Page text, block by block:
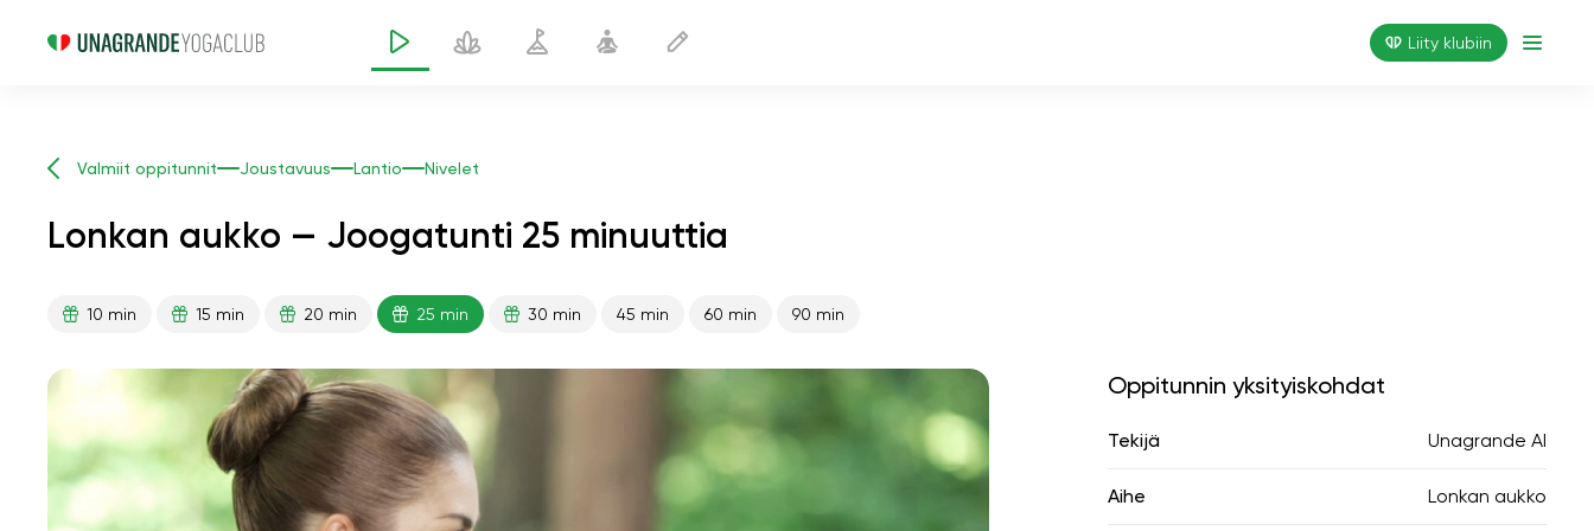
Liity klubiin
Valmiit oppitunnit Joustavuus Lantio Nivelet
Lonkan aukko — Joogatunti 25 minuuttia
10 min 15 min 20 min 25 min 30 min 45 min 60 min 90 min
Oppitunnin yksityiskohdat
Tekijä Unagrande AI
Aihe Lonkan aukko